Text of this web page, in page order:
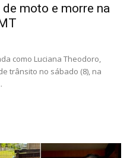
moto e morre na
como Luciana Theodoro,
trânsito no sábado (8), na